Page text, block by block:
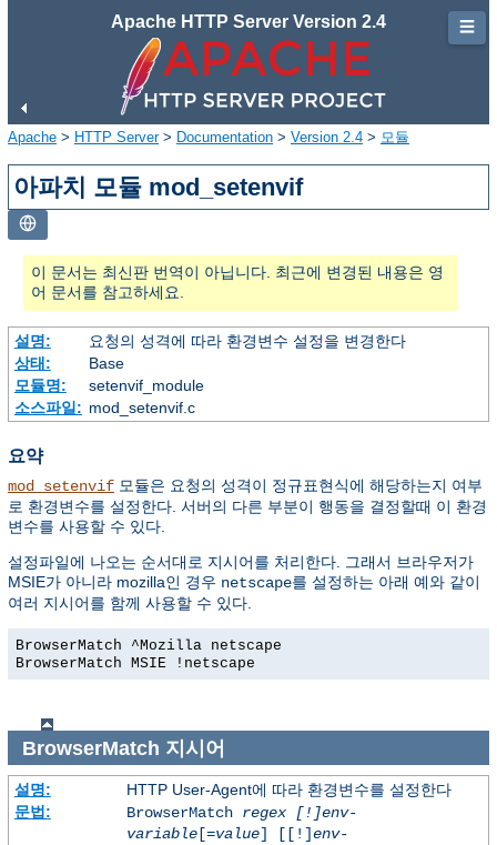
Apache HTTP Server Version 2.4
Apache > HTTP Server> Documentation > Version 2.4 > 모듈
아파치 모듈 mod_setenvif
이 문서는 최신판 번역이 아닙니다. 최근에 변경된 내용은 영
어 문서를 참고하세요.
설명:
요청의 성격에 따라 환경변수 설정을 변경한다
상태:
Base
모듈명:
setenvif_module
소스파일: mod_setenvif.c
요약
mod_setenvif 모듈은 요청의 성격이 정규표현식에 해당하는지 여부
로 환경변수를 설정한다. 서버의 다른 부분이 행동을 결정할때 이 환경
변수를 사용할 수 있다.
설정파일에 나오는 순서대로 지시어를 처리한다. 그래서 브라우저가
MSIE가 아니라 mozilla인 경우 netscape를 설정하는 아래 예와 같이
여러 지시어를 함께 사용할 수 있다.
BrowserMatch ^Mozilla netscape
BrowserMatch MSIE !netscape
BrowserMatch 지시어
설명:
HTTP User-Agent에 따라 환경변수를 설정한다
문법:
BrowserMatch regex [!]env-
variable[=value] [[!]env-
☰